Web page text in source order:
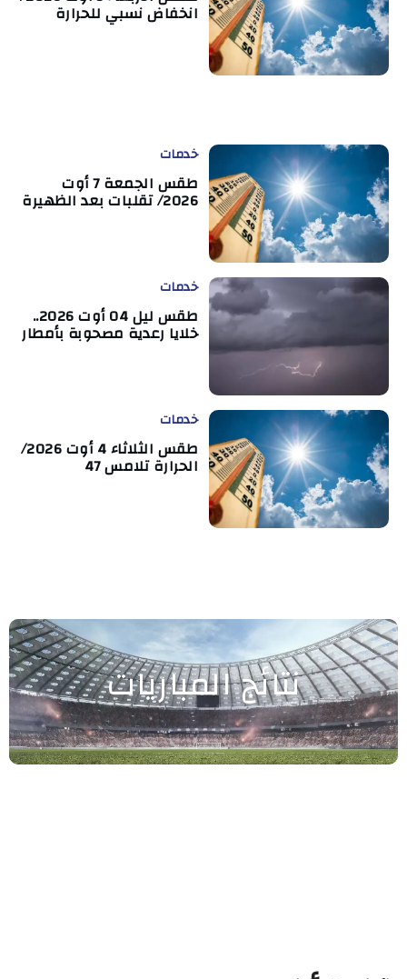
انخفاض نسبي للحرارة
خدمات
طقس الجمعة 7 أوت
2026/ تقلبات بعد الظهيرة
خدمات
طقس ليل 04 أوت 2026..
خلايا رعدية مصحوبة بأمطار
خدمات
طقس الثلاثاء 4 أوت 2026/
الحرارة تلامس 47
نتائج المباريات